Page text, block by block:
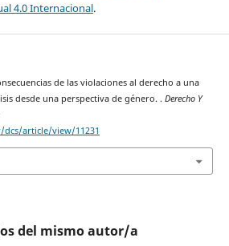
4.0 Internacional.
de las violaciones al derecho a una
desde una perspectiva de género. . Derecho Y
article/view/11231
del mismo autor/a